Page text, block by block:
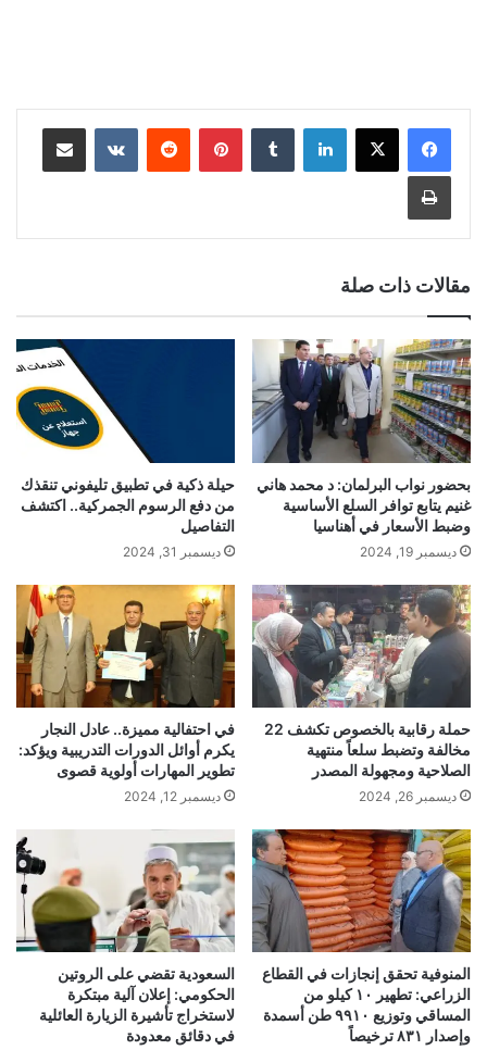
لينكدإن بينتيريست
مقالات ذات صلة
بحضور نواب البرلمان: د محمد هاني
غنيم يتابع توافر السلع الأساسية
وضبط الأسعار في أهناسيا
ديسمبر 19, 2024
حيلة ذكية في تطبيق تليفوني تنقذك
من دفع الرسوم الجمركية.. اكتشف
التفاصيل
ديسمبر 31, 2024
حملة رقابية بالخصوص تكشف 22
مخالفة وتضبط سلعاً منتهية
الصلاحية ومجهولة المصدر
ديسمبر 26, 2024
في احتفالية مميزة.. عادل النجار
يكرم أوائل الدورات التدريبية ويؤكد:
تطوير المهارات أولوية قصوى
ديسمبر 12, 2024
المنوفية تحقق إنجازات في القطاع
الزراعي: تطهير ١٠ كيلو من
المساقي وتوزيع ٩٩١٠ طن أسمدة
وإصدار ٨٣١ ترخيصاً
السعودية تقضي على الروتين
الحكومي: إعلان آلية مبتكرة
لاستخراج تأشيرة الزيارة العائلية
في دقائق معدودة